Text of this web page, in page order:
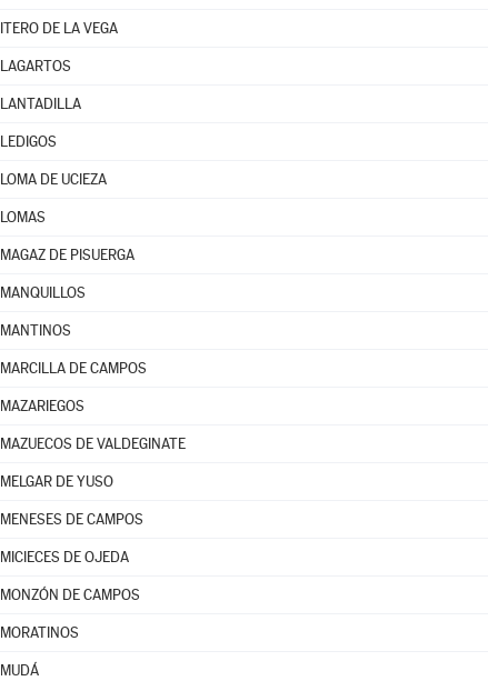
ITERO DE LA VEGA
LAGARTOS
LANTADILLA
LEDIGOS
LOMA DE UCIEZA
LOMAS
MAGAZ DE PISUERGA
MANQUILLOS
MANTINOS
MARCILLA DE CAMPOS
MAZARIEGOS
MAZUECOS DE VALDEGINATE
MELGAR DE YUSO
MENESES DE CAMPOS
MICIECES DE OJEDA
MONZÓN DE CAMPOS
MORATINOS
MUDÁ